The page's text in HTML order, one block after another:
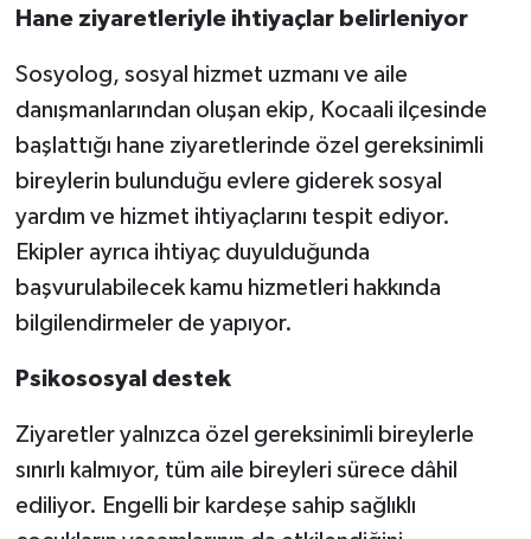
Hane ziyaretleriyle ihtiyaçlar belirleniyor
Sosyolog, sosyal hizmet uzmanı ve aile
danışmanlarından oluşan ekip, Kocaali ilçesinde
başlattığı hane ziyaretlerinde özel gereksinimli
bireylerin bulunduğu evlere giderek sosyal
yardım ve hizmet ihtiyaçlarını tespit ediyor.
Ekipler ayrıca ihtiyaç duyulduğunda
başvurulabilecek kamu hizmetleri hakkında
bilgilendirmeler de yapıyor.
Psikososyal destek
Ziyaretler yalnızca özel gereksinimli bireylerle
sınırlı kalmıyor, tüm aile bireyleri sürece dâhil
ediliyor. Engelli bir kardeşe sahip sağlıklı